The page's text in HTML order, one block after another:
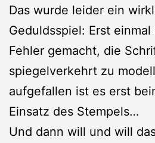
Das wurde leider ein
Geduldsspiel: Erst
Fehler gemacht, die
spiegelverkehrt zu
aufgefallen ist es erst
Einsatz des Stempels…
Und dann will und will